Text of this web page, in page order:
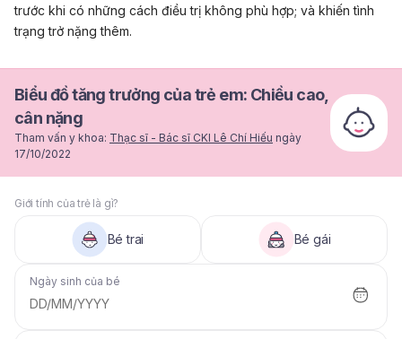
trước khi có những cách điều trị không phù hợp; và khiến tình
trạng trở nặng thêm.
Biểu đồ tăng trưởng của trẻ em: Chiều cao,
cân nặng
Tham vấn y khoa: Thạc sĩ - Bác sĩ CKI Lê Chí Hiếu ngày
17/10/2022
Giới tính của trẻ là gì?
Bé trai Bé gái
Ngày sinh của bé
DD/MM/YYYY